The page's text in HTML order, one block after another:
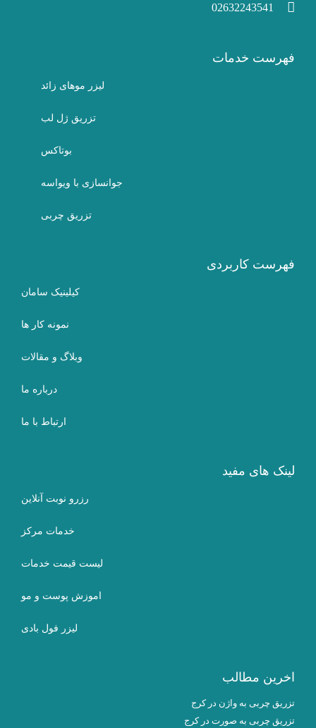
02632243541
فهرست خدمات
لیزر موهای زائد
تزریق ژل لب
بوتاکس
جوانسازی با ویواسه
تزریق چربی
فهرست کاربردی
کیلینیک سامان
نمونه کار ها
وبلاگ و مقالات
درباره ما
ارتباط با ما
لینک های مفید
رزرو نوبت آنلاین
خدمات مرکز
لیست قیمت خدمات
اموزش پوست و مو
لیزر فول بادی
اخرین مطالب
تزریق چربی به واژن در کرج
تزریق چربی به صورت در کرج